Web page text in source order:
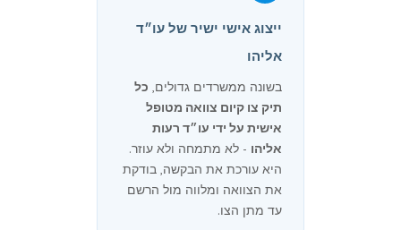
ייצוג אישי ישיר של עו״ד
אליהו
בשונה ממשרדים גדולים, כל
תיק צו קיום צוואה מטופל
אישית על ידי עו״ד רעות
אליהו - לא מתמחה ולא עוזר.
היא עורכת את הבקשה, בודקת
את הצוואה ומלווה מול הרשם
עד מתן הצו.